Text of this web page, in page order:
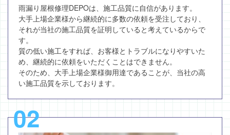
雨漏り屋根修理DEPOは、施工品質に自信があります。
大手上場企業様から継続的に多数の依頼を受注しており、
それが当社の施工品質を証明していると考えているからで
す。
質の低い施工をすれば、お客様とトラブルになりやすいた
め、継続的に依頼をいただくことはできません。
そのため、大手上場企業様御用達であることが、当社の高
い施工品質を示しております。
02